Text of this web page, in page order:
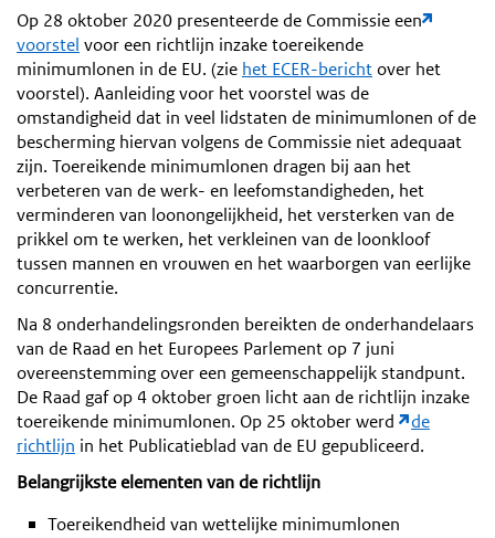
Op 28 oktober 2020 presenteerde de Commissie een
voorstel voor een richtlijn inzake toereikende
minimumlonen in de EU. (zie het ECER-berichtover het
voorstel). Aanleiding voor het voorstel was de
omstandigheid dat in veel lidstaten de minimumlonen of de
bescherming hiervan volgens de Commissie niet adequaat
zijn. Toereikende minimumlonen dragen bij aan het
verbeteren van de werk- en leefomstandigheden, het
verminderen van loonongelijkheid, het versterken van de
prikkel om te werken, het verkleinen van de loonkloof
tussen mannen en vrouwen en het waarborgen van eerlijke
concurrentie.
Na 8 onderhandelingsronden bereikten de onderhandelaars
van de Raad en het Europees Parlement op 7 juni
overeenstemming over een gemeenschappelijk standpunt.
De Raad gaf op 4 oktober groen licht aan de richtlijn inzake
toereikende minimumlonen. Op 25 oktober werd
de
richtlijn in het Publicatieblad van de EU gepubliceerd.
Belangrijkste elementen van de richtlijn
Toereikendheid van wettelijke minimumlonen